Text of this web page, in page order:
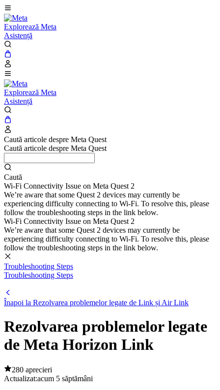
Explorează Meta
Asistență
Explorează Meta
Asistență
Caută articole despre Meta Quest
Caută articole despre Meta Quest
Caută
Wi-Fi Connectivity Issue on Meta Quest 2
We’re aware that some Quest 2 devices may currently be
experiencing difficulty connecting to Wi-Fi. To resolve this, please
follow the troubleshooting steps in the link below.
Wi-Fi Connectivity Issue on Meta Quest 2
We’re aware that some Quest 2 devices may currently be
experiencing difficulty connecting to Wi-Fi. To resolve this, please
follow the troubleshooting steps in the link below.
Troubleshooting Steps
Troubleshooting Steps
Înapoi la Rezolvarea problemelor legate de Link și Air Link
Rezolvarea problemelor legate
de Meta Horizon Link
280 aprecieri
Actualizat:acum 5 săptămâni